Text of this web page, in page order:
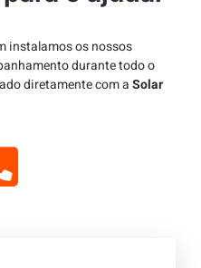
instalamos os nossos
durante todo o
diretamente com aSolar